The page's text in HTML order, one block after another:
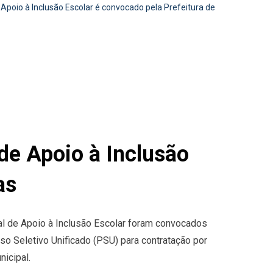
Apoio à Inclusão Escolar é convocado pela Prefeitura de
Apoio à Inclusão
Apoio à Inclusão Escolar foram convocados
Seletivo Unificado (PSU) para contratação por